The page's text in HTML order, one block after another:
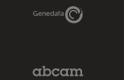
Genedata Link